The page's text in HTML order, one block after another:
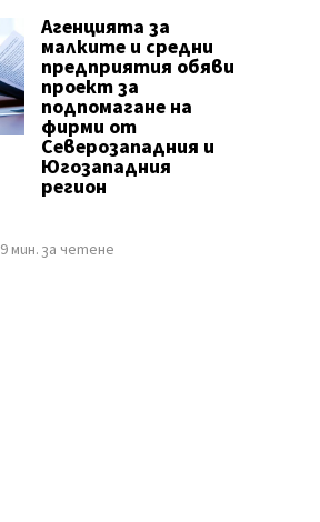
Агенцията за
малките и средни
предприятия обяви
проект за
подпомагане на
фирми от
Северозападния и
Югозападния
регион
9 мин. за четене